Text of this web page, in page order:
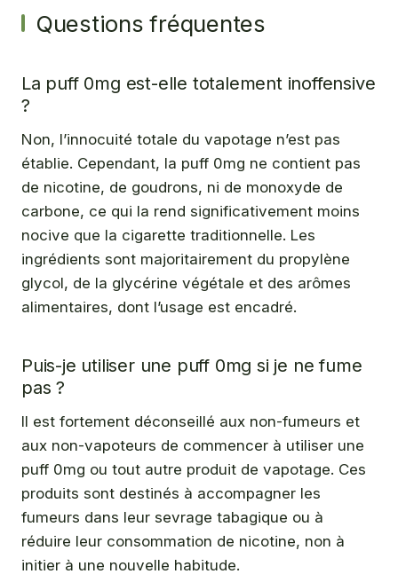
Questions fréquentes
La puff 0mg est-elle totalement inoffensive
?
Non, l’innocuité totale du vapotage n’est pas
établie. Cependant, la puff 0mg ne contient pas
de nicotine, de goudrons, ni de monoxyde de
carbone, ce qui la rend significativement moins
nocive que la cigarette traditionnelle. Les
ingrédients sont majoritairement du propylène
glycol, de la glycérine végétale et des arômes
alimentaires, dont l’usage est encadré.
Puis-je utiliser une puff 0mg si je ne fume
pas ?
Il est fortement déconseillé aux non-fumeurs et
aux non-vapoteurs de commencer à utiliser une
puff 0mg ou tout autre produit de vapotage. Ces
produits sont destinés à accompagner les
fumeurs dans leur sevrage tabagique ou à
réduire leur consommation de nicotine, non à
initier à une nouvelle habitude.